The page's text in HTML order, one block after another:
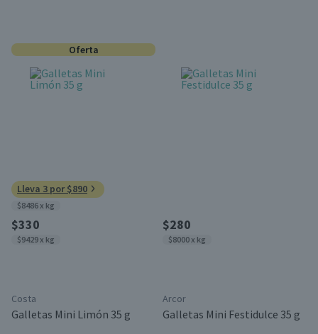
Oferta
Lleva 3 por $890
$8486 x kg
$330
$9429 x kg
Costa
Galletas Mini Limón 35 g
$280
$8000 x kg
Arcor
Galletas Mini Festidulce 35 g